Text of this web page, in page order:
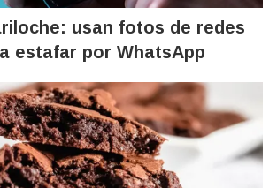
usan fotos de redes
estafar por WhatsApp